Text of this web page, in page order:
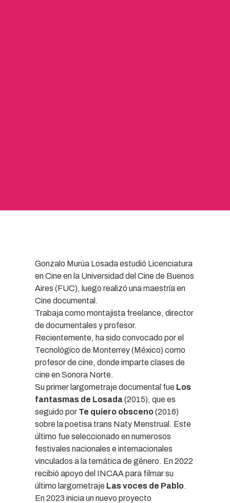
Gonzalo Murúa Losada estudió Licenciatura
en Cine en la Universidad del Cine de Buenos
Aires (FUC), luego realizó una maestría en
Cine documental.
Trabaja como montajista freelance, director
de documentales y profesor.
Recientemente, ha sido convocado por el
Tecnológico de Monterrey (México) como
profesor de cine, donde imparte clases de
cine en Sonora Norte.
Su primer largometraje documental fue Los
fantasmas de Losada(2015), que es
seguido por Te quiero obsceno(2016)
sobre la poetisa trans Naty Menstrual. Este
último fue seleccionado en numerosos
festivales nacionales e internacionales
vinculados a la temática de género. En 2022
recibió apoyo del INCAA para filmar su
último largometraje Las voces de Pablo.
En 2023 inicia un nuevo proyecto